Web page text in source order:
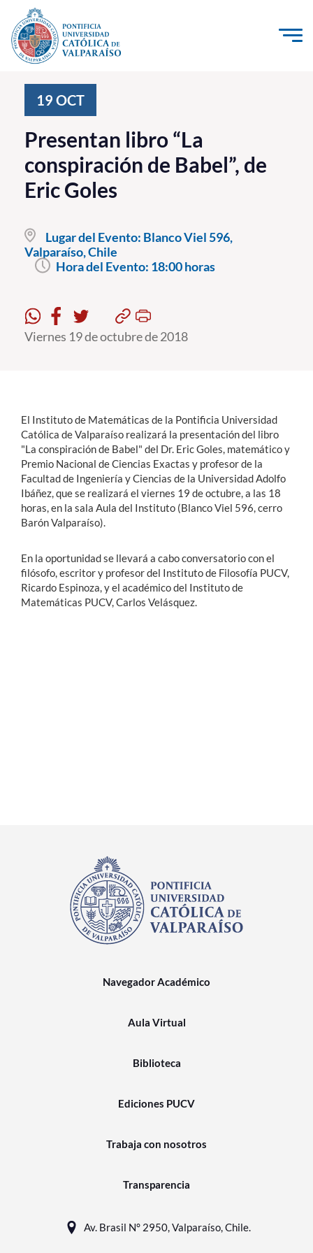
Click acá para ir directamente al contenido
Investigación, Creación e Innovación
PUCV Internacional
Vinculación con el Medio
Pregrado
Postgrado
Formación Continua
Alumni
English
19 OCT
Presentan libro “La
conspiración de Babel”, de
Eric Goles
Lugar del Evento: Blanco Viel 596,
Valparaíso, Chile
Hora del Evento: 18:00 horas
Viernes 19 de octubre de 2018
El Instituto de Matemáticas de la Pontificia Universidad
Católica de Valparaíso realizará la presentación del libro
"La conspiración de Babel" del Dr. Eric Goles, matemático y
Premio Nacional de Ciencias Exactas y profesor de la
Facultad de Ingeniería y Ciencias de la Universidad Adolfo
Ibáñez, que se realizará el viernes 19 de octubre, a las 18
horas, en la sala Aula del Instituto (Blanco Viel 596, cerro
Barón Valparaíso).
En la oportunidad se llevará a cabo conversatorio con el
filósofo, escritor y profesor del Instituto de Filosofía PUCV,
Ricardo Espinoza, y el académico del Instituto de
Matemáticas PUCV, Carlos Velásquez.
Navegador Académico
Aula Virtual
Biblioteca
Ediciones PUCV
Trabaja con nosotros
Transparencia
Av. Brasil N° 2950, Valparaíso, Chile.